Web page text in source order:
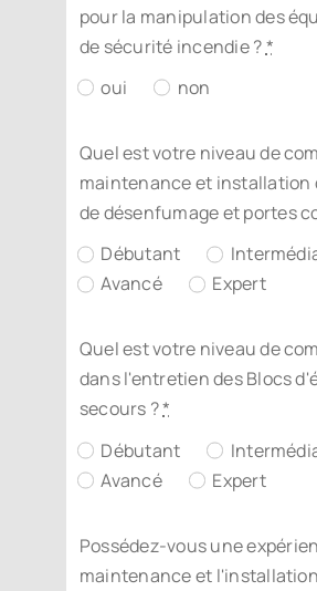
pour la manipulation des
de sécurité incendie ?*
oui
non
Quel est votre niveau de
maintenance et installation
de désenfumage et portes
Débutant
Avancé
Expert
Quel est votre niveau de
dans l'entretien des Blocs
secours ?*
Débutant
Avancé
Expert
Possédez-vous une
maintenance et